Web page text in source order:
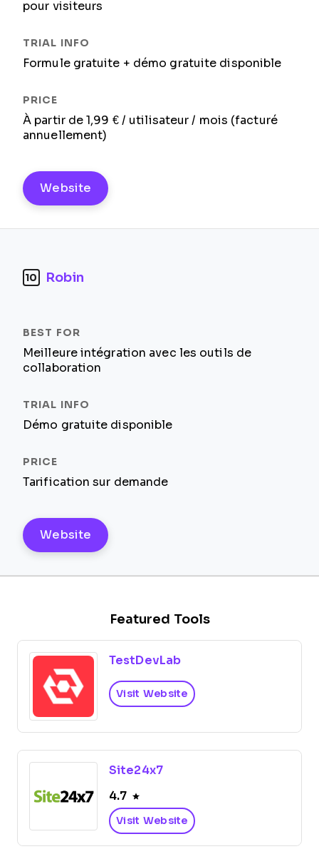
pour visiteurs
Formule gratuite + démo gratuite disponible
À partir de 1,99 € / utilisateur / mois (facturé
annuellement)
Website
10 Robin
Meilleure intégration avec les outils de
collaboration
Démo gratuite disponible
Tarification sur demande
Website
Featured Tools
TestDevLab
Visit Website
Site24x7
4.7
Visit Website